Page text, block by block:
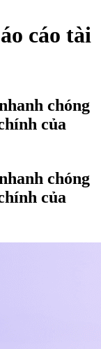
cáo tài
chóng
của
chóng
của